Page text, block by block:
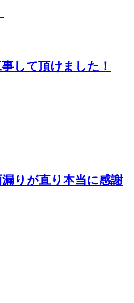
して頂けました！
りが直り本当に感謝